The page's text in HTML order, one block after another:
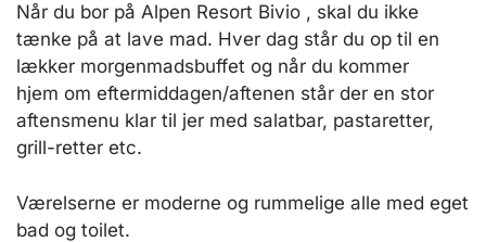
Når du bor på Alpen Resort Bivio , skal du ikke
tænke på at lave mad. Hver dag står du op til en
lækker morgenmadsbuffet og når du kommer
hjem om eftermiddagen/aftenen står der en stor
aftensmenu klar til jer med salatbar, pastaretter,
grill-retter etc.
Værelserne er moderne og rummelige alle med eget
bad og toilet.